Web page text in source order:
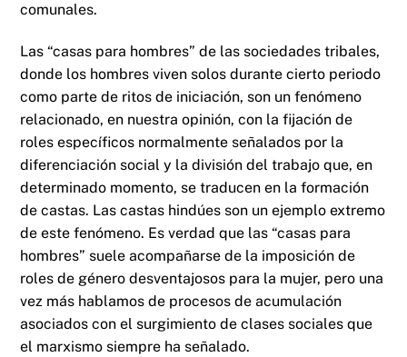
comunales.
Las “casas para hombres” de las sociedades tribales,
donde los hombres viven solos durante cierto periodo
como parte de ritos de iniciación, son un fenómeno
relacionado, en nuestra opinión, con la fijación de
roles específicos normalmente señalados por la
diferenciación social y la división del trabajo que, en
determinado momento, se traducen en la formación
de castas. Las castas hindúes son un ejemplo extremo
de este fenómeno. Es verdad que las “casas para
hombres” suele acompañarse de la imposición de
roles de género desventajosos para la mujer, pero una
vez más hablamos de procesos de acumulación
asociados con el surgimiento de clases sociales que
el marxismo siempre ha señalado.